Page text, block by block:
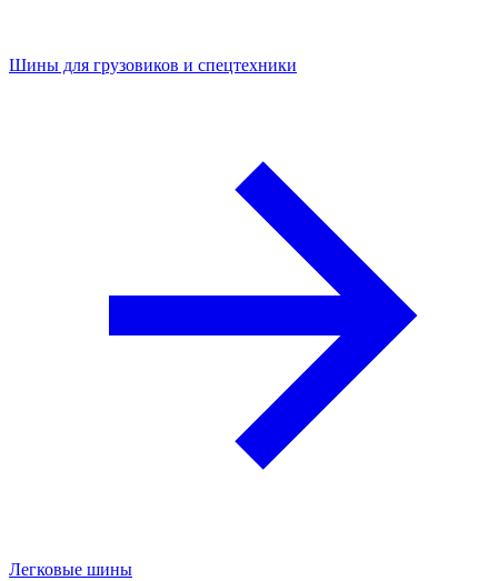
Шины для грузовиков и спецтехники
Легковые шины